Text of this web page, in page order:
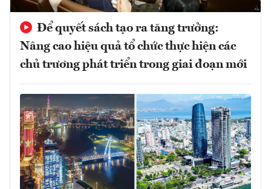
Để quyết sách tạo ra tăng trưởng:
Nâng cao hiệu quả tổ chức thực hiện các
chủ trương phát triển trong giai đoạn mới